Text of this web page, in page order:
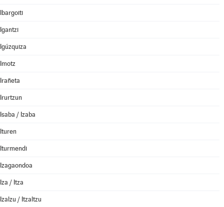
Ibargoiti
Igantzi
Igúzquiza
Imotz
Irañeta
Irurtzun
Isaba / Izaba
Ituren
Iturmendi
Izagaondoa
Iza / Itza
Izalzu / Itzaltzu